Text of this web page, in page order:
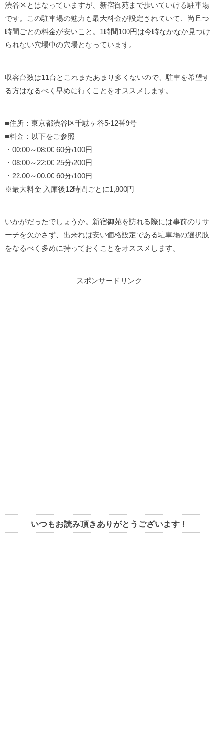
渋谷区とはなっていますが、新宿御苑まで歩いていける駐車場
です。この駐車場の魅力も最大料金が設定されていて、尚且つ
時間ごとの料金が安いこと。1時間100円は今時なかなか見つけ
られない穴場中の穴場となっています。
収容台数は11台とこれまたあまり多くないので、駐車を希望す
る方はなるべく早めに行くことをオススメします。
■住所：東京都渋谷区千駄ヶ谷5-12番9号
■料金：以下をご参照
・00:00～08:00 60分/100円
・08:00～22:00 25分/200円
・22:00～00:00 60分/100円
※最大料金 入庫後12時間ごとに1,800円
いかがだったでしょうか。新宿御苑を訪れる際には事前のリサ
ーチを欠かさず、出来れば安い価格設定である駐車場の選択肢
をなるべく多めに持っておくことをオススメします。
スポンサードリンク
いつもお読み頂きありがとうございます！